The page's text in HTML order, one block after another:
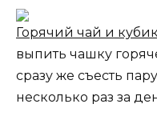
Горячий чай и
выпить чашку
сразу же съесть
несколько раз за